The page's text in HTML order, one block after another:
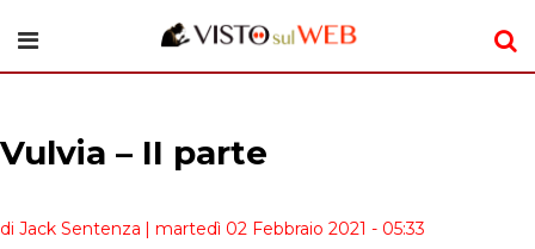
Vulvia – II parte
di Jack Sentenza | martedì 02 Febbraio 2021 - 05:33